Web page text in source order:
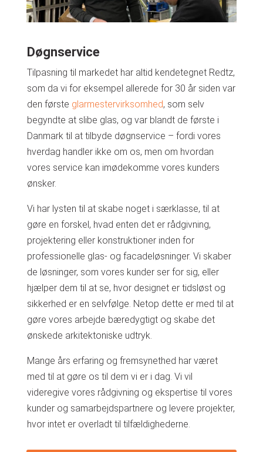
Døgnservice
Tilpasning til markedet har altid kendetegnet Redtz,
som da vi for eksempel allerede for 30 år siden var
den første glarmestervirksomhed, som selv
begyndte at slibe glas, og var blandt de første i
Danmark til at tilbyde døgnservice – fordi vores
hverdag handler ikke om os, men om hvordan
vores service kan imødekomme vores kunders
ønsker.
Vi har lysten til at skabe noget i særklasse, til at
gøre en forskel, hvad enten det er rådgivning,
projektering eller konstruktioner inden for
professionelle glas- og facadeløsninger. Vi skaber
de løsninger, som vores kunder ser for sig, eller
hjælper dem til at se, hvor designet er tidsløst og
sikkerhed er en selvfølge. Netop dette er med til at
gøre vores arbejde bæredygtigt og skabe det
ønskede arkitektoniske udtryk.
Mange års erfaring og fremsynethed har været
med til at gøre os til dem vi er i dag. Vi vil
videregive vores rådgivning og ekspertise til vores
kunder og samarbejdspartnere og levere projekter,
hvor intet er overladt til tilfældighederne.